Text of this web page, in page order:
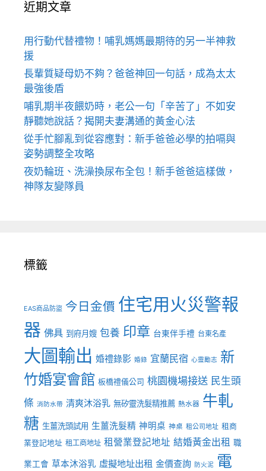
近期文章
用行動代替禮物！哺乳媽媽最期待的另一半神救
援
長輩質疑母奶不夠？爸爸神回一句話，成為太太
最強後盾
哺乳期半夜餵奶時，老公一句「辛苦了」不如安
靜聽她說話？揭開夫妻溝通的黃金心法
從手忙腳亂到從容應對：新手爸爸必學的拍嗝與
姿勢調整全攻略
夜奶輪班、洗澡換尿布全包！新手爸爸這樣做，
神隊友變隊員
標籤
EAS商品防盜 今日金價 住宅用火災警報
器 佛具 到府月嫂 包養 印章 台東伴手禮 台東名產
大圖輸出 婚禮錄影 婚錄 宜蘭民宿 心靈勵志 新
竹婚宴會館 板橋禮儀公司 桃園機場接送 民生頭
條 消防水帶 清爽沐浴乳 無矽靈洗髮精推薦 熱水器 牛軋
糖 生薑洗頭試用 生薑洗髮精 神明桌 神桌 租公司地址 租商
業登記地址 租工商地址 租營業登記地址 結婚黃金出租 職
業工會 草本沐浴乳 虛擬地址出租 金價查詢 防火泥 電